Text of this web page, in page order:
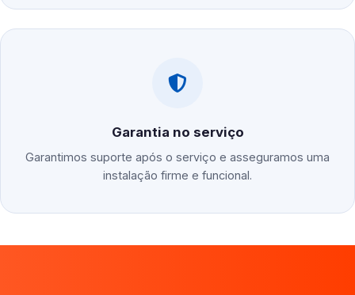
Garantia no serviço
Garantimos suporte após o serviço e asseguramos uma
instalação firme e funcional.